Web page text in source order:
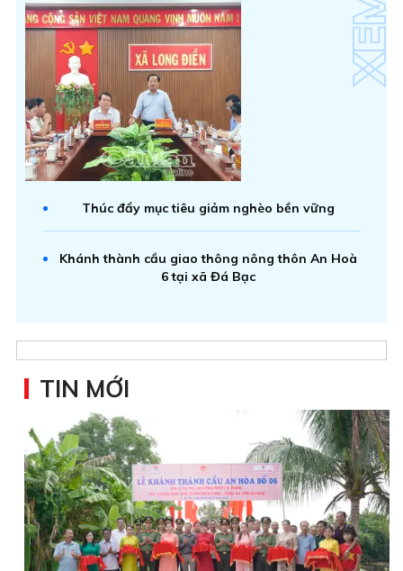
Thúc đẩy mục tiêu giảm nghèo bền vững
Khánh thành cầu giao thông nông thôn An Hoà
6 tại xã Đá Bạc
TIN MỚI